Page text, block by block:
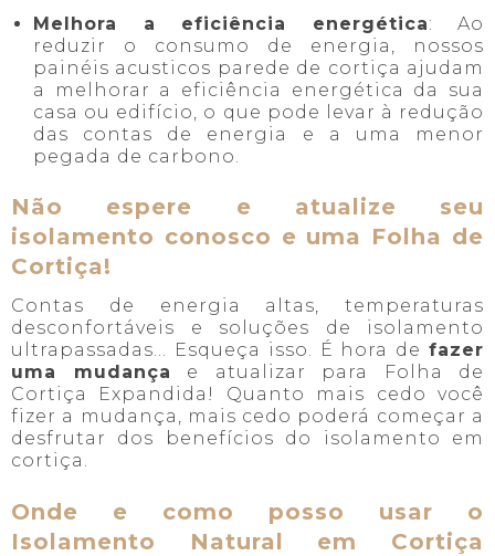
Melhora a eficiência energética: Ao
reduzir o consumo de energia, nossos
painéis acusticos parede de cortiça ajudam
a melhorar a eficiência energética da sua
casa ou edifício, o que pode levar à redução
das contas de energia e a uma menor
pegada de carbono.
Não espere e atualize seu
isolamento conosco e uma Folha de
Cortiça!
Contas de energia altas, temperaturas
desconfortáveis e soluções de isolamento
ultrapassadas... Esqueça isso. É hora de fazer
uma mudança e atualizar para Folha de
Cortiça Expandida! Quanto mais cedo você
fizer a mudança, mais cedo poderá começar a
desfrutar dos benefícios do isolamento em
cortiça.
Onde e como posso usar o
Isolamento Natural em Cortiça